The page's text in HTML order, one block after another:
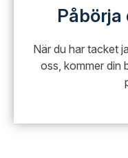
När du har tacket
oss, kommer din